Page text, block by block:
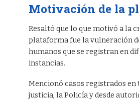
Motivación de la
Resaltó que lo que motivó a la
plataforma fue la vulneración
humanos que se registran en
instancias.
Mencionó casos registrados en
justicia, la Policía y desde